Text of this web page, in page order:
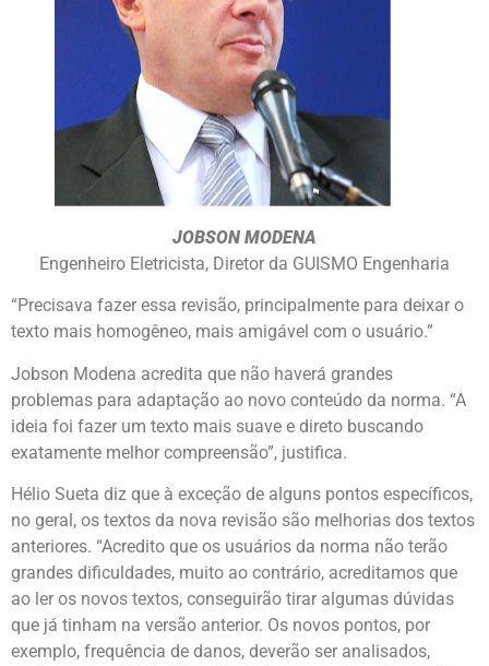
JOBSON MODENA
Engenheiro Eletricista, Diretor da GUISMO Engenharia
“Precisava fazer essa revisão, principalmente para deixar o
texto mais homogêneo, mais amigável com o usuário.”
Jobson Modena acredita que não haverá grandes
problemas para adaptação ao novo conteúdo da norma. “A
ideia foi fazer um texto mais suave e direto buscando
exatamente melhor compreensão”, justifica.
Hélio Sueta diz que à exceção de alguns pontos específicos,
no geral, os textos da nova revisão são melhorias dos textos
anteriores. “Acredito que os usuários da norma não terão
grandes dificuldades, muito ao contrário, acreditamos que
ao ler os novos textos, conseguirão tirar algumas dúvidas
que já tinham na versão anterior. Os novos pontos, por
exemplo, frequência de danos, deverão ser analisados,